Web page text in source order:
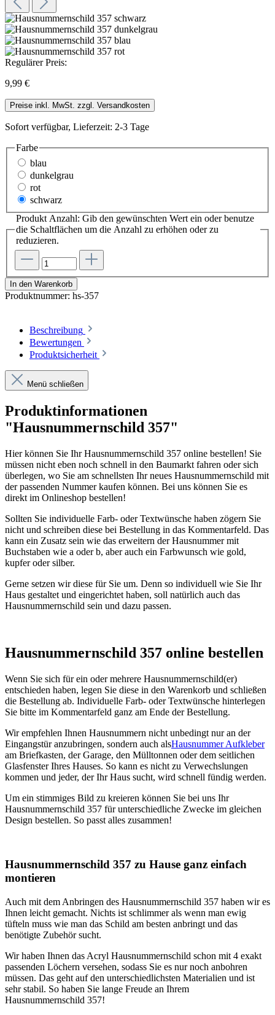
Regulärer Preis:
9,99 €
Preise inkl. MwSt. zzgl. Versandkosten
Sofort verfügbar, Lieferzeit: 2-3 Tage
Farbe
blau
dunkelgrau
rot
schwarz
Produkt Anzahl: Gib den gewünschten Wert ein oder benutze
die Schaltflächen um die Anzahl zu erhöhen oder zu
reduzieren.
In den Warenkorb
Produktnummer: hs-357
Beschreibung
Bewertungen
Produktsicherheit
Menü schließen
Produktinformationen
"Hausnummernschild 357"
Hier können Sie Ihr Hausnummernschild 357 online bestellen! Sie
müssen nicht eben noch schnell in den Baumarkt fahren oder sich
überlegen, wo Sie am schnellsten Ihr neues Hausnummernschild mit
der passenden Nummer kaufen können. Bei uns können Sie es
direkt im Onlineshop bestellen!
Sollten Sie individuelle Farb- oder Textwünsche haben zögern Sie
nicht und schreiben diese bei Bestellung in das Kommentarfeld. Das
kann ein Zusatz sein wie das erweitern der Hausnummer mit
Buchstaben wie a oder b, aber auch ein Farbwunsch wie gold,
kupfer oder silber.
Gerne setzen wir diese für Sie um. Denn so individuell wie Sie Ihr
Haus gestaltet und eingerichtet haben, soll natürlich auch das
Hausnummernschild sein und dazu passen.
Hausnummernschild 357 online bestellen
Wenn Sie sich für ein oder mehrere Hausnummernschild(er)
entschieden haben, legen Sie diese in den Warenkorb und schließen
die Bestellung ab. Individuelle Farb- oder Textwünsche hinterlegen
Sie bitte im Kommentarfeld ganz am Ende der Bestellung.
Wir empfehlen Ihnen Hausnummern nicht unbedingt nur an der
Eingangstür anzubringen, sondern auch alsHausnummer Aufkleber
am Briefkasten, der Garage, den Mülltonnen oder dem seitlichen
Glasfenster Ihres Hauses. So kann es nicht zu Verwechslungen
kommen und jeder, der Ihr Haus sucht, wird schnell fündig werden.
Um ein stimmiges Bild zu kreieren können Sie bei uns Ihr
Hausnummernschild 357 für unterschiedliche Zwecke im gleichen
Design bestellen. So passt alles zusammen!
Hausnummernschild 357 zu Hause ganz einfach
montieren
Auch mit dem Anbringen des Hausnummernschild 357 haben wir es
Ihnen leicht gemacht. Nichts ist schlimmer als wenn man ewig
tüfteln muss wie man das Schild am besten anbringt und das
benötigte Zubehör sucht.
Wir haben Ihnen das Acryl Hausnummernschild schon mit 4 exakt
passenden Löchern versehen, sodass Sie es nur noch anbohren
müssen. Das geht auf den unterschiedlichsten Materialien und ist
sehr stabil. So haben Sie lange Freude an Ihrem
Hausnummernschild 357!